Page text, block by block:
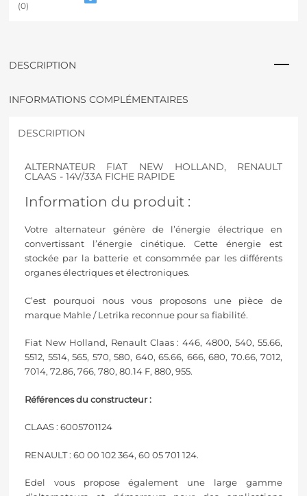
(0)
DESCRIPTION
INFORMATIONS COMPLÉMENTAIRES
DESCRIPTION
ALTERNATEUR FIAT NEW HOLLAND, RENAULT
CLAAS - 14V/33A FICHE RAPIDE
Information du produit :
Votre alternateur génère de l’énergie électrique en
convertissant l’énergie cinétique. Cette énergie est
stockée par la batterie et consommée par les différents
organes électriques et électroniques.
C’est pourquoi nous vous proposons une pièce de
marque Mahle/Letrika reconnue pour sa fiabilité.
Fiat New Holland, Renault Claas : 446, 4800, 540, 55.66,
5512, 5514, 565, 570, 580, 640, 65.66, 666, 680, 70.66, 7012,
7014, 72.86, 766, 780, 80.14 F, 880, 955.
Références du constructeur :
CLAAS : 6005701124
RENAULT : 60 00 102 364, 60 05 701 124.
Edel vous propose également une large gamme